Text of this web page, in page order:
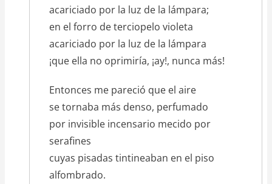
acariciado por la luz de la lámpara;
en el forro de terciopelo violeta
acariciado por la luz de la lámpara
¡que ella no oprimiría, ¡ay!, nunca más!
Entonces me pareció que el aire
se tornaba más denso, perfumado
por invisible incensario mecido por
serafines
cuyas pisadas tintineaban en el piso
alfombrado.